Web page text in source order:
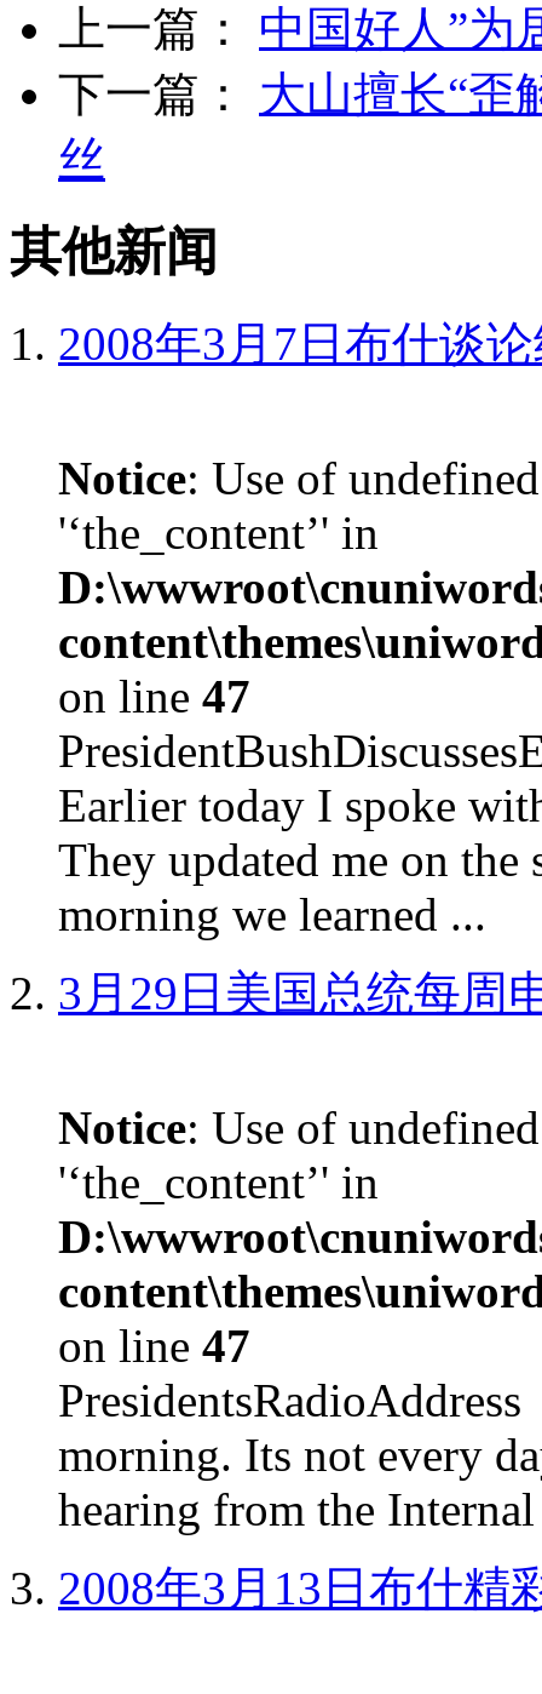
上一篇： 中国好人”为
下一篇： 大山擅长“歪
丝
其他新闻
2008年3月7日布什谈
Notice: Use of
'‘the_content’' in
on line 47
Earlier today I spoke
They updated me on the
morning we learned ...
3月29日美国总统每周
Notice: Use of
'‘the_content’' in
on line 47
morning. Its not every
hearing from the
2008年3月13日布什精